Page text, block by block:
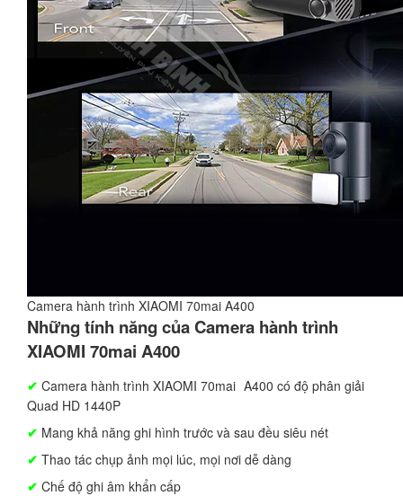
Camera hành trình XIAOMI 70mai A400
Những tính năng của Camera hành trình
XIAOMI 70mai A400
✔ Camera hành trình XIAOMI 70mai A400 có độ phân giải
Quad HD 1440P
✔ Mang khả năng ghi hình trước và sau đều siêu nét
✔ Thao tác chụp ảnh mọi lúc, mọi nơi dễ dàng
✔ Chế độ ghi âm khẩn cấp